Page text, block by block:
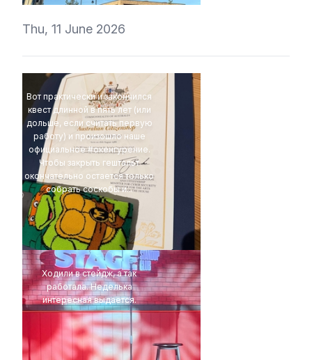
Thu, 11 June 2026
Вот практически и закончился
квест длинной в пять лет (или
дольше, если считать первую
работу) и произошло наше
официальное #окенгурение.
Чтобы закрыть гештальт
окончательно остается только
собрать соскобы и...
4Eki
Ходили в стейдж, а так
работала. Неделька
интересная выдается.